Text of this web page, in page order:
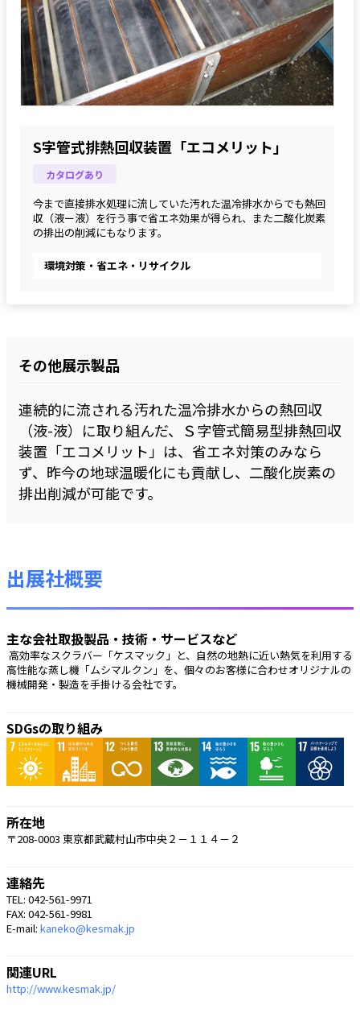
S字管式排熱回収装置「エコメリット」
カタログあり
今まで直接排水処理に流していた汚れた温冷排水からでも熱回
収（液ー液）を行う事で省エネ効果が得られ、また二酸化炭素
の排出の削減にもなります。
環境対策・省エネ・リサイクル
その他展示製品
連続的に流される汚れた温冷排水からの熱回収
（液-液）に取り組んだ、Ｓ字管式簡易型排熱回収
装置「エコメリット」は、省エネ対策のみなら
ず、昨今の地球温暖化にも貢献し、二酸化炭素の
排出削減が可能です。
出展社概要
主な会社取扱製品・技術・サービスなど
高性能な蒸し機「ムシマルクン」を、個々のお客様に合わせオリジナルの
機械開発・製造を手掛ける会社です。
SDGsの取り組み
所在地
〒208-0003 東京都武蔵村山市中央２－１１４－２
連絡先
TEL: 042-561-9971
FAX: 042-561-9981
E-mail: kaneko@kesmak.jp
関連URL
http://www.kesmak.jp/